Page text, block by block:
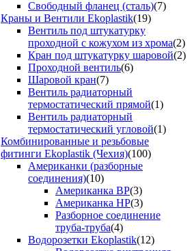
Свободный фланец (сталь)(7)
Краны и Вентили Ekoplastik(19)
Вентиль под штукатурку
проходной с кожухом из хрома(2)
Кран под штукатурку шаровой(2)
Проходной вентиль(6)
Шаровой кран(7)
Вентиль радиаторный
термостатический прямой(1)
Вентиль радиаторный
термостатический угловой(1)
Комбинированные и резьбовые
фитинги Ekoplastik (Чехия)(100)
Американки (разборные
соединения)(10)
Американка ВР(3)
Американка НР(3)
Разборное соединение
труба-труба(4)
Водорозетки Ekoplastik(12)